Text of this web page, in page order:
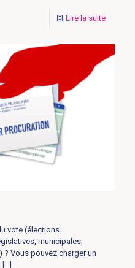
Lire la suite
vote (élections
municipales,
Vous pouvez charger un